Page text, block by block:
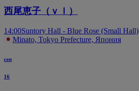
西尾恵子（ｖｌ）
14:00Suntory Hall - Blue Rose (Small Hall)
Minato, Tokyo Prefecture, Япония
сеп
16